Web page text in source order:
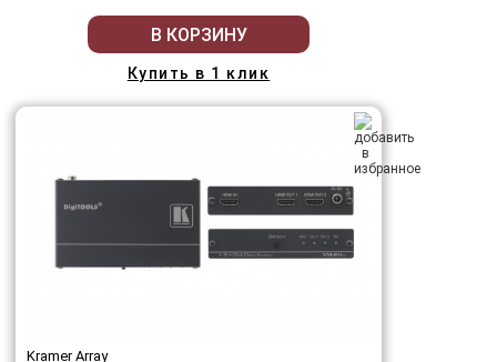
В КОРЗИНУ
Купить в 1 клик
Kramer Array